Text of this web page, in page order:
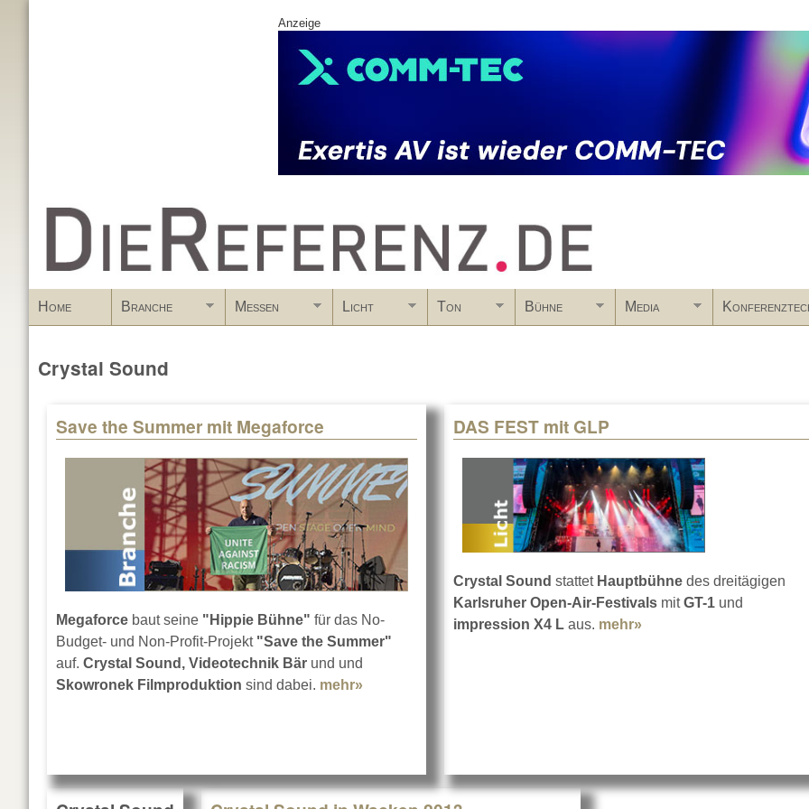
Anzeige
www.DieReferenz.de
Home Branche Messen Licht Ton Bühne Media
Crystal Sound
Save the Summer mit Megaforce
Megaforce baut seine "Hippie Bühne" für das No-
Budget- und Non-Profit-Projekt "Save the Summer"
auf. Crystal Sound, Videotechnik Bär und und
Skowronek Filmproduktion sind dabei. mehr»
DAS FEST mit GLP
Crystal Sound stattetHauptbühne des dreitägigen
Karlsruher Open-Air-Festivals mitGT-1 und
impression X4 L aus. mehr»